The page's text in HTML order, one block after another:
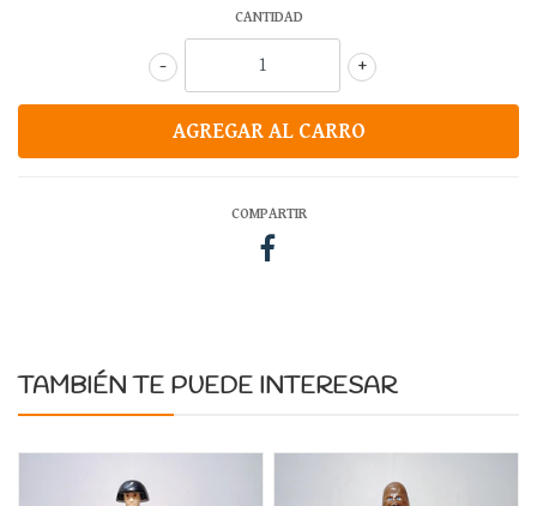
CANTIDAD
+
-
COMPARTIR
TAMBIÉN TE PUEDE INTERESAR